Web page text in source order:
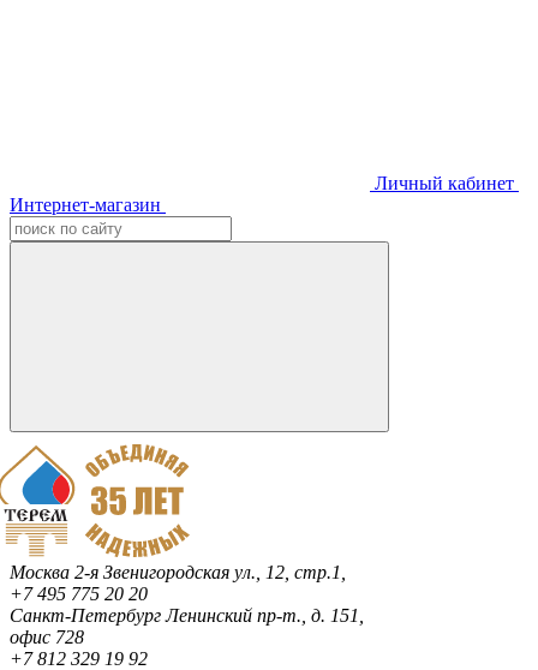
Личный кабинет
Интернет-магазин
Москва 2-я Звенигородская ул., 12, стр.1,
+7 495 775 20 20
Санкт-ПетербургЛенинский пр-т., д. 151,
офис 728
+7 812 329 19 92